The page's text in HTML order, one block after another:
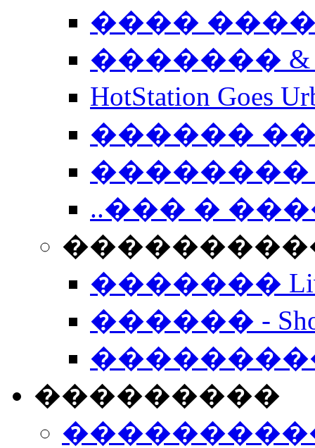
����
�������
HotStation
������
��������
..��� �
����������
�������
������ -
���������